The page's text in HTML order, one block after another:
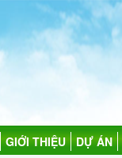
GIỚI THIỆU DỰ ÁN